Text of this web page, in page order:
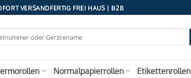
VERSANDFERTIG FREI HAUS | B2B
Normalpapierrollen Etikettenrollen